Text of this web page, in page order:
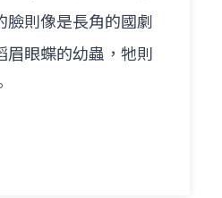
臉則像是長角的國劇
眼蝶的幼蟲，牠則